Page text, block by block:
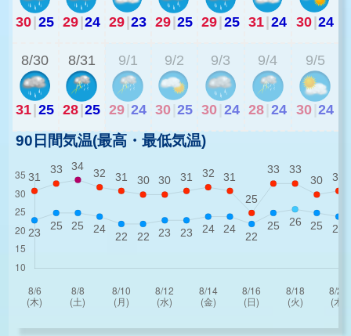
30|25 29|24 29|23 29|25 29|25 31|24 30|24
8/30
31|25
8/31
28|25
9/1
29 24
9/2
30 25
9/3
30 24
9/4
28 24
9/5
30 24
90日間気温(最高・最低気温)